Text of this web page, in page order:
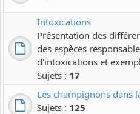
Intoxications
Présentation des
des espèces
d'intoxications et
Sujets : 17
Les champignons dans
Sujets : 125